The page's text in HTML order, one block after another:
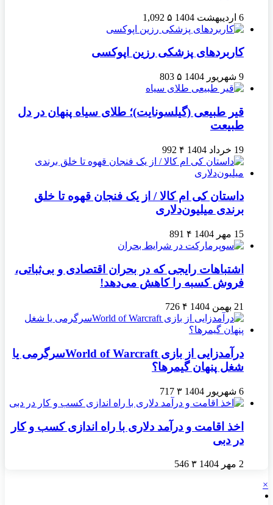
6 اردیبهشت 1404 ۵ 1,092
کاربردهای پزشکی رزین اپوکسی
9 شهریور 1404 ۵ 803
قیر طبیعی (گیلسونایت)؛ طلای سیاه پنهان در دل
طبیعت
19 خرداد 1404 ۴ 992
داستان کی ام کالا / از یک فنجان قهوه تا خلق
برندی میلیون‌دلاری
15 مهر 1404 ۴ 891
اشتباهات رایجی که در بحران اقتصادی و بی‌ثباتی،
فروش کسبه را کاهش می‌دهد!
21 بهمن 1404 ۴ 726
درآمدزایی از بازی World of Warcraftسرگرمی یا
شغل پنهان گیمرها؟
6 شهریور 1404 ۳ 717
اخذ اقامت و درآمد دلاری با راه اندازی کسب و کار
در دبی
2 مهر 1404 ۳ 546
×